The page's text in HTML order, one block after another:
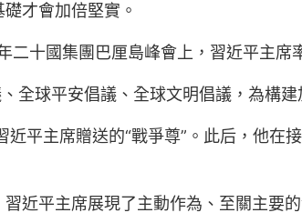
才會加倍堅實。
十國集團巴厘島峰會上，習近平主席
全球平安倡議、全球文明倡議，為構
平主席贈送的“戰爭尊”。此后，他
近平主席展現了主動作為、至關主要